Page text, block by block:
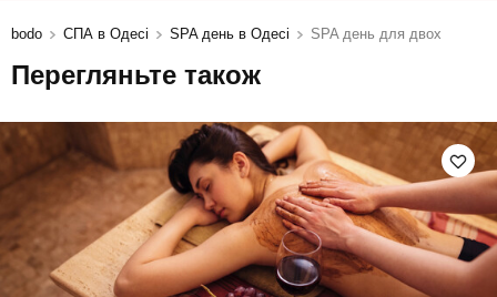
bodo СПА в Одесі SPA день в Одесі SPA день для двох
Перегляньте також